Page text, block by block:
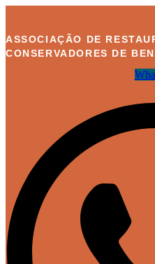
o
conteúdo
ASSOCIAÇÃO DE
CONSERVADORES DE